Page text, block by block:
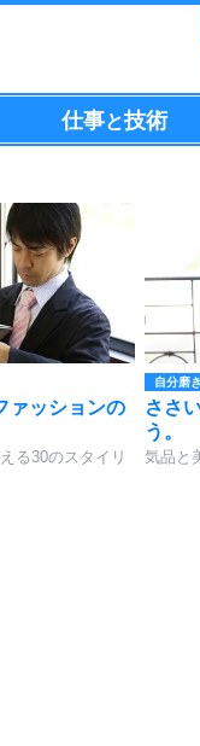
仕事と技術
ァッションの
る30のスタイリ
自分磨き
ささ
う。
気品と